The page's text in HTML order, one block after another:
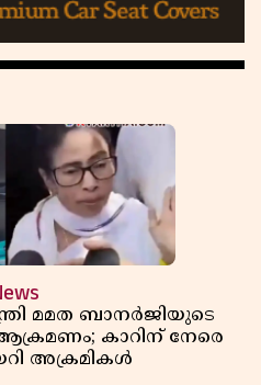
മമത ബാനർജിയുടെ
കാറിന് നേരെ
അക്രമികൾ